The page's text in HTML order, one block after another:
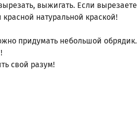
выжигать. Если вырезаете
натуральной краской!
придумать небольшой обрядик.
свой разум!